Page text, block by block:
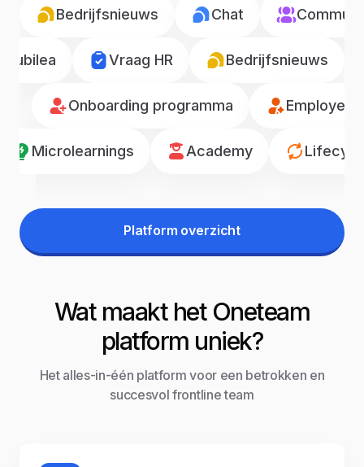
Bedrijfsnieuws Chat
Jubilea Vraag HR Bedrijfsnieuws
Onboarding programma Employee
Microlearnings Academy
Platform overzicht
Wat maakt het Oneteam
platform uniek?
Het alles-in-één platform voor een betrokken en
succesvol frontline team